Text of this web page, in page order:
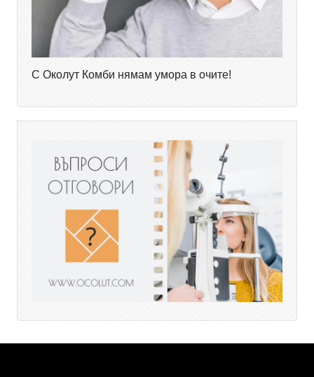
С Околут Комби нямам умора в очите!